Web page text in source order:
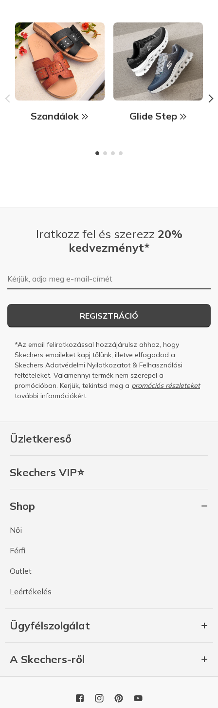
Szandálok Glide Step
Üzletkereső
Skechers VIP⭐
Shop
Női
Férfi
Outlet
Leértékelés
Ügyfélszolgálat
A Skechers-ről
Iratkozz fel és szerezz 20%
kedvezményt*
E-mail-cím
REGISZTRÁCIÓ
*Az email feliratkozással hozzájárulsz ahhoz, hogy
Skechers emaileket kapj tőlünk, illetve elfogadod a
Skechers Adatvédelmi Nyilatkozatot & Felhasználási
feltételeket. Valamennyi termék nem szerepel a
promócióban. Kerjük, tekintsd meg a promóciós részleteket
további információkért.